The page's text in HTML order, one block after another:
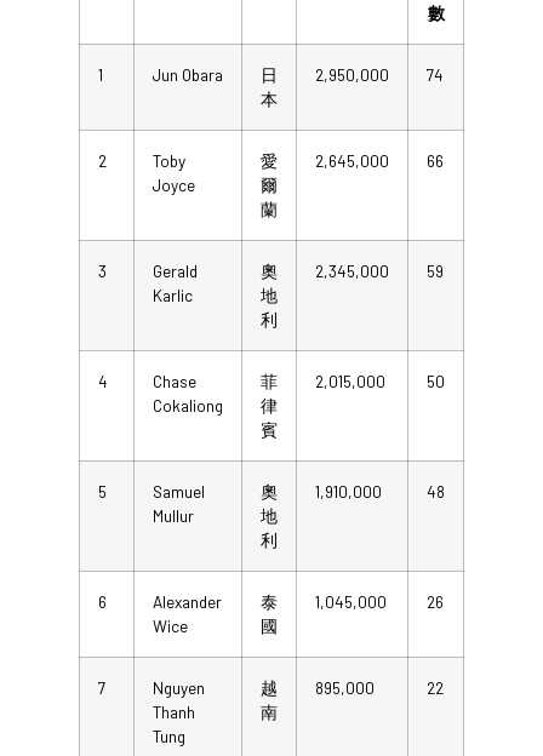
數
1 Jun Obara
日
本
2,950,000 74
2
Toby
Joyce
愛
爾
蘭
2,645,000 66
3
Gerald
Karlic
奧
地
利
2,345,000 59
4
Chase
Cokaliong
菲
律
賓
2,015,000 50
5
Samuel
Mullur
奧
地
利
1,910,000 48
6
Alexander
Wice
泰
國
1,045,000 26
7
Nguyen
Thanh
Tung
越
南
895,000 22